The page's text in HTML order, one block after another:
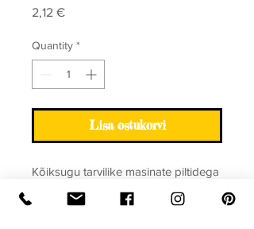
2,12 €Price
Quantity *
Lisa ostukorvi
Kõiksugu tarvilike masinate piltidega
värvivihik.